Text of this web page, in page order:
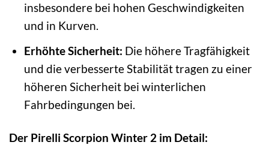
insbesondere bei hohen Geschwindigkeiten
und in Kurven.
Erhöhte Sicherheit: Die höhere Tragfähigkeit
und die verbesserte Stabilität tragen zu einer
höheren Sicherheit bei winterlichen
Fahrbedingungen bei.
Der Pirelli Scorpion Winter 2 im Detail: